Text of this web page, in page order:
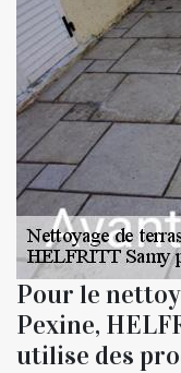
Pour le
Pexine,
utilise des